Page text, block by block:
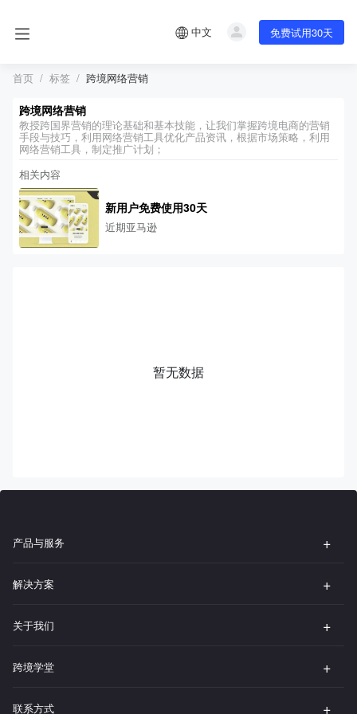
中文 免费试用30天
首页 标签 跨境网络营销
跨境网络营销
教授跨国界营销的理论基础和基本技能，让我们掌握跨境电商的营销
手段与技巧，利用网络营销工具优化产品资讯，根据市场策略，利用
网络营销工具，制定推广计划；
相关内容
新用户免费使用30天
近期亚马逊
暂无数据
产品与服务
解决方案
关于我们
跨境学堂
联系方式